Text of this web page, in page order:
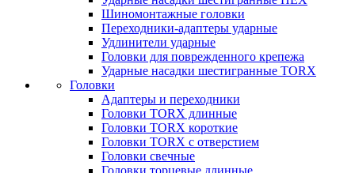
Шиномонтажные головки
Переходники-адаптеры ударные
Удлинители ударные
Головки для поврежденного крепежа
Ударные насадки шестигранные TORX
Головки
Адаптеры и переходники
Головки TORX длинные
Головки TORX короткие
Головки TORX с отверстием
Головки свечные
Головки торцевые длинные